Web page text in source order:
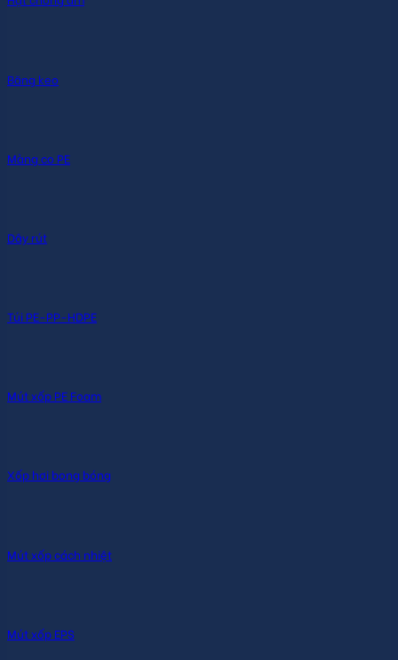
Băng keo
Màng co PE
Dây rút
Túi PE-PP-HDPE
Mút xốp PE Foam
Xốp hơi bong bóng
Mút xốp cách nhiệt
Mút xốp EPS